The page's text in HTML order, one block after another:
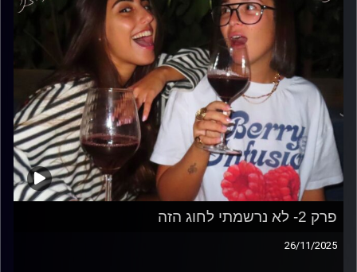
פרק 2- לא נרשמתי לחוג הזה
26/11/2025